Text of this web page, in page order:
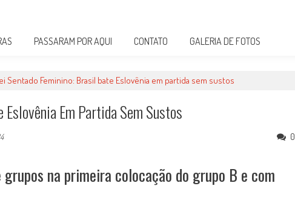
PASSARAM POR AQUI CONTATO GALERIA DE FOTOS
Sentado Feminino: Brasil bate Eslovênia em partida sem sustos
Em Partida Sem Sustos
0
na primeira colocação do grupo B e com